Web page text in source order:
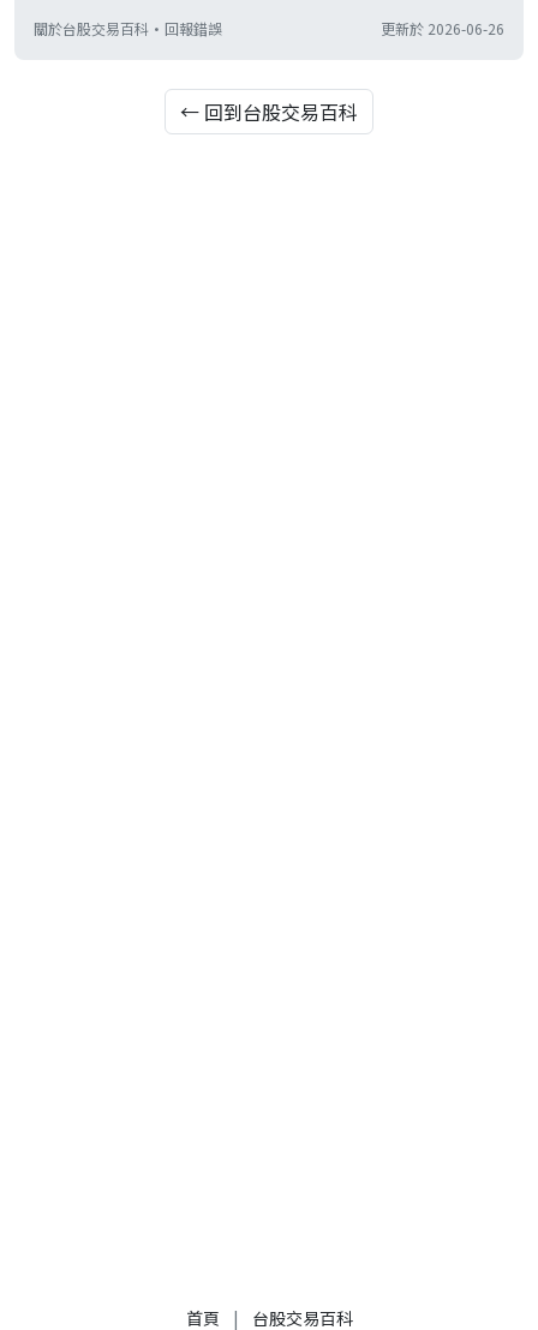
關於台股交易百科 · 回報錯誤 更新於 2026-06-26
← 回到台股交易百科
首頁 | 台股交易百科